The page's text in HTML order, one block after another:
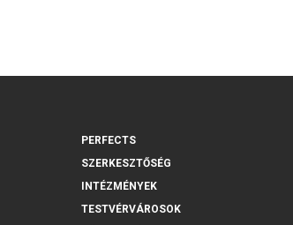
PERFECTS
SZERKESZTŐSÉG
INTÉZMÉNYEK
TESTVÉRVÁROSOK